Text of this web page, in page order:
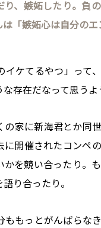
り、嫉妬したり。負
「嫉妬心は自分のエ
イケてるやつ」って
存在だなって思うよ
の家に新海君とか同
に開催されたコンペ
を競い合ったり。
り合ったり。
ももっとがんばらな